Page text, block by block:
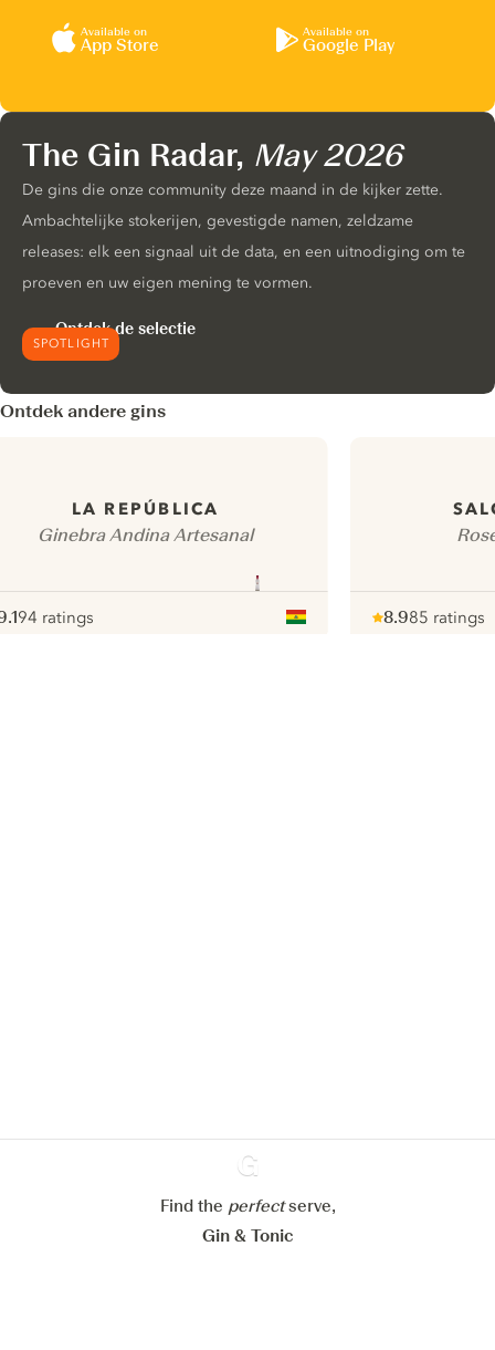
Available on
App Store
Available on
Google Play
SPOTLIGHT
The Gin Radar, May 2026
De gins die onze community deze maand in de kijker zette.
Ambachtelijke stokerijen, gevestigde namen, zeldzame
releases: elk een signaal uit de data, en een uitnodiging om te
proeven en uw eigen mening te vormen.
Ontdek de selectie
Ontdek andere gins
LA REPÚBLICA
Ginebra Andina Artesanal
94 ratings
8.985 ratings
Ginventory
Find the perfectserve,
Gin & Tonic